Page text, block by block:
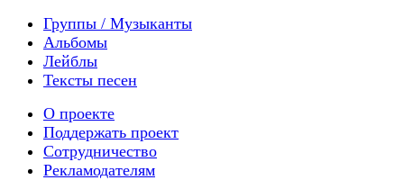
Группы / Музыканты
Альбомы
Лейблы
Тексты песен
О проекте
Поддержать проект
Сотрудничество
Рекламодателям